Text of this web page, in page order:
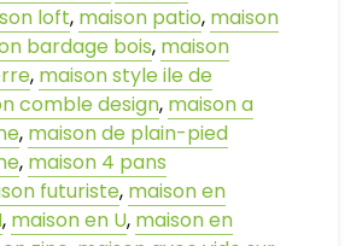
loft, maison patio, maison
bardage bois, maison
, maison style ile de
comble design, maison a
, maison de plain-pied
, maison 4 pans
futuriste, maison en
, maison en U, maison en